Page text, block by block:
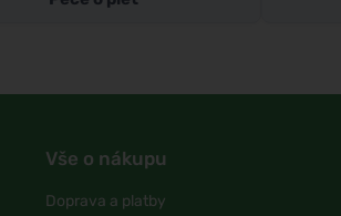
Vše o nákupu
Doprava a platby